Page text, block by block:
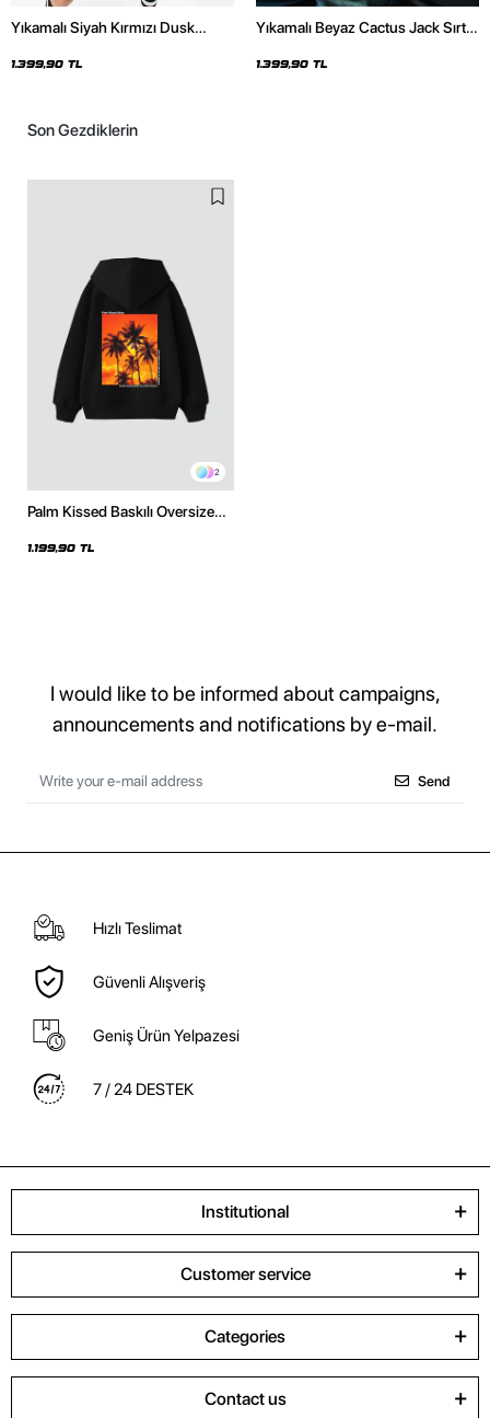
Yıkamalı Siyah Kırmızı Dusk
1.399,90 TL
Yıkamalı Beyaz Cactus Jack Sırt
1.399,90 TL
Son Gezdiklerin
2
Palm Kissed Baskılı Oversize
1.199,90 TL
I would like to be informed about campaigns,
announcements and notifications by e-mail.
Send
Hızlı Teslimat
Güvenli Alışveriş
Geniş Ürün Yelpazesi
7 / 24 DESTEK
Institutional
Customer service
Categories
Contact us